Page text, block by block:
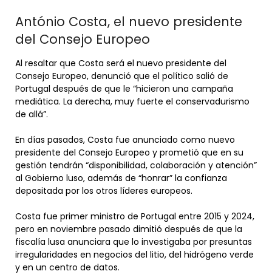
António Costa, el nuevo presidente
del Consejo Europeo
Al resaltar que Costa será el nuevo presidente del
Consejo Europeo, denunció que el político salió de
Portugal después de que le “hicieron una campaña
mediática. La derecha, muy fuerte el conservadurismo
de allá”.
En días pasados, Costa fue anunciado como nuevo
presidente del Consejo Europeo y prometió que en su
gestión tendrán “disponibilidad, colaboración y atención”
al Gobierno luso, además de “honrar” la confianza
depositada por los otros líderes europeos.
Costa fue primer ministro de Portugal entre 2015 y 2024,
pero en noviembre pasado dimitió después de que la
fiscalía lusa anunciara que lo investigaba por presuntas
irregularidades en negocios del litio, del hidrógeno verde
y en un centro de datos.